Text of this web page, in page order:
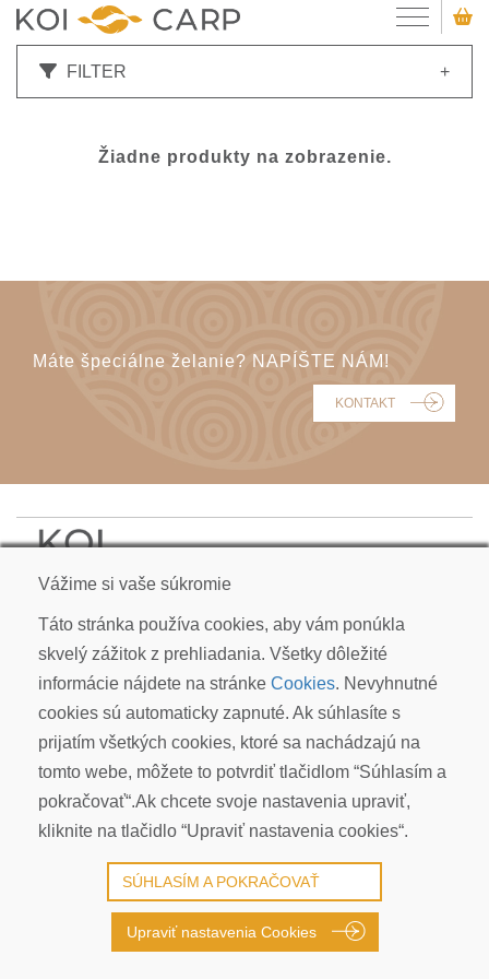
FILTER +
Žiadne produkty na zobrazenie.
Máte špeciálne želanie? NAPÍŠTE NÁM!
KONTAKT
Kudlákova 7, ​841 01 Bratislava
info@koicarp.sk
OBCHODNÉ PODMIENKY
REKLAMÁCIE
PRIVACY POLICY | GDPR
COOKIES
© COPYRIGHT 2026 ALL RIGHTS RESERVED
Vážime si vaše súkromie
Táto stránka používa cookies, aby vám ponúkla
skvelý zážitok z prehliadania. Všetky dôležité
informácie nájdete na stránke Cookies. Nevyhnutné
cookies sú automaticky zapnuté. Ak súhlasíte s
prijatím všetkých cookies, ktoré sa nachádzajú na
tomto webe, môžete to potvrdiť tlačidlom “Súhlasím a
pokračovať“.Ak chcete svoje nastavenia upraviť,
kliknite na tlačidlo “Upraviť nastavenia cookies“.
SÚHLASÍM A POKRAČOVAŤ
Upraviť nastavenia Cookies